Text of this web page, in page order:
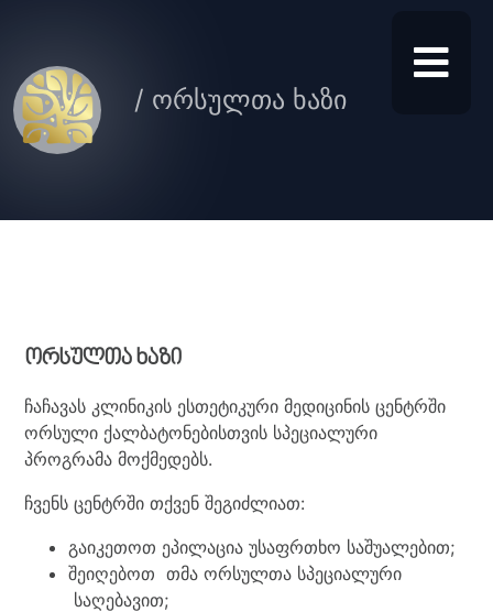
/ ორსულთა ხაზი
ორსულთა ხაზი
ჩაჩავას კლინიკის ესთეტიკური მედიცინის ცენტრში
ორსული ქალბატონებისთვის სპეციალური
პროგრამა მოქმედებს.
ჩვენს ცენტრში თქვენ შეგიძლიათ:
გაიკეთოთ ეპილაცია უსაფრთხო საშუალებით;
შეიღებოთ თმა ორსულთა სპეციალური
საღებავით;